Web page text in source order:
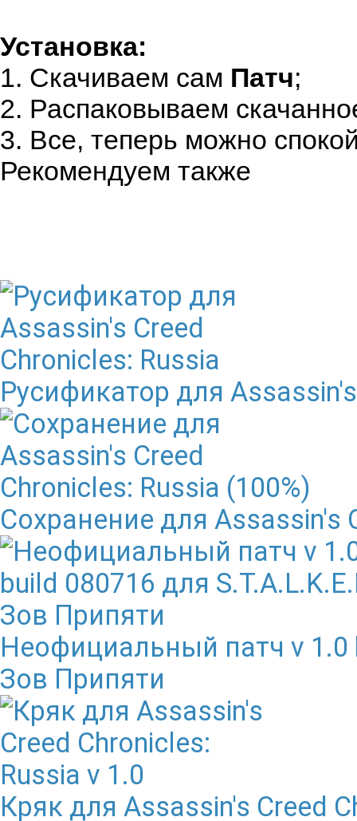
Установка:
1. Скачиваем сам Патч;
2. Распаковываем
3. Все, теперь можно
Рекомендуем также
Русификатор для
Сохранение для Assassin's
Неофициальный патч v 1.0
Зов Припяти
Кряк для Assassin's Creed